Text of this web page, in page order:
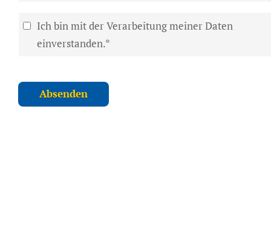
Ich bin mit der Verarbeitung meiner Daten
einverstanden.*
Absenden